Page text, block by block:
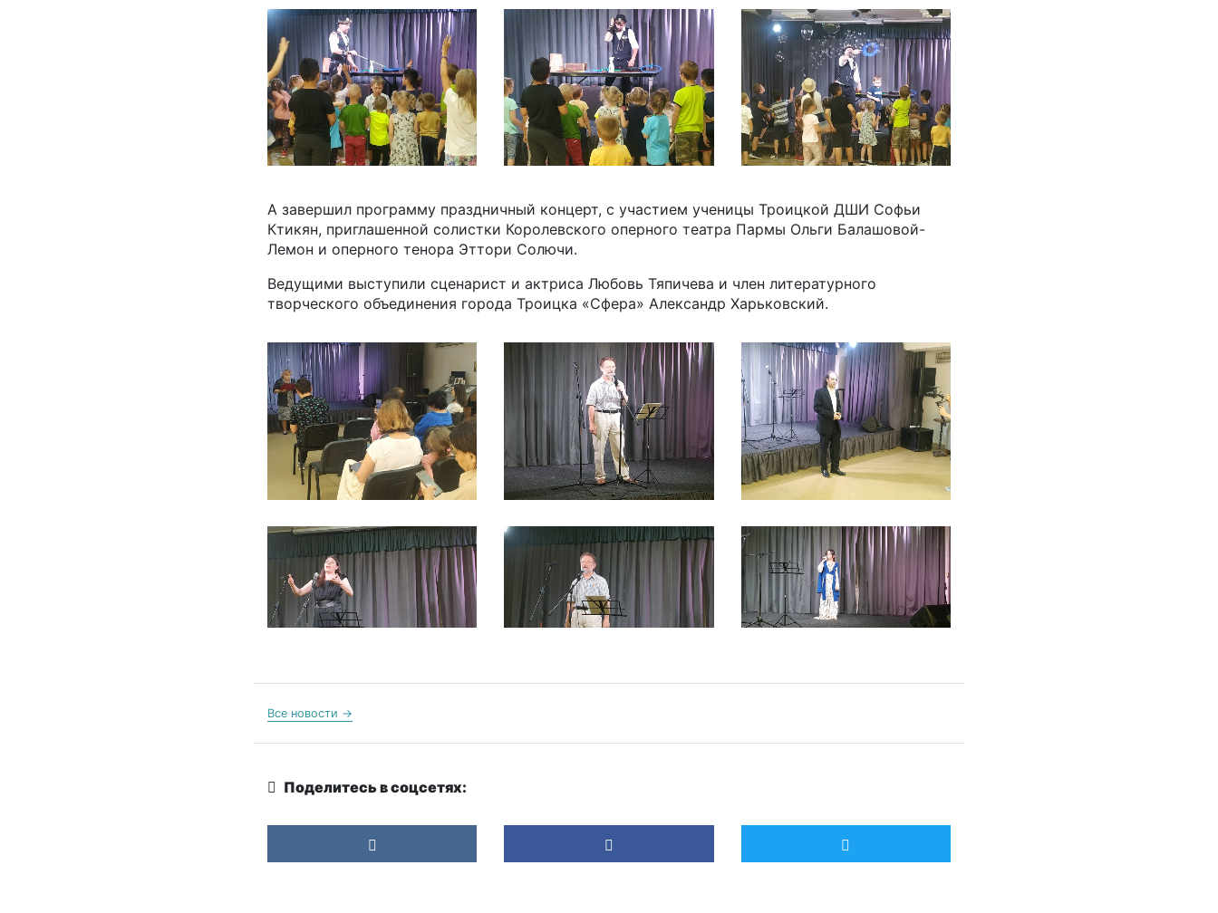
А завершил программу праздничный концерт, с участием ученицы Троицкой ДШИ Софьи
Ктикян, приглашенной солистки Королевского оперного театра Пармы Ольги Балашовой-
Лемон и оперного тенора Эттори Солючи.
Ведущими выступили сценарист и актриса Любовь Тяпичева и член литературного
творческого объединения города Троицка «Сфера» Александр Харьковский.
Все новости →
Поделитесь в соцсетях: